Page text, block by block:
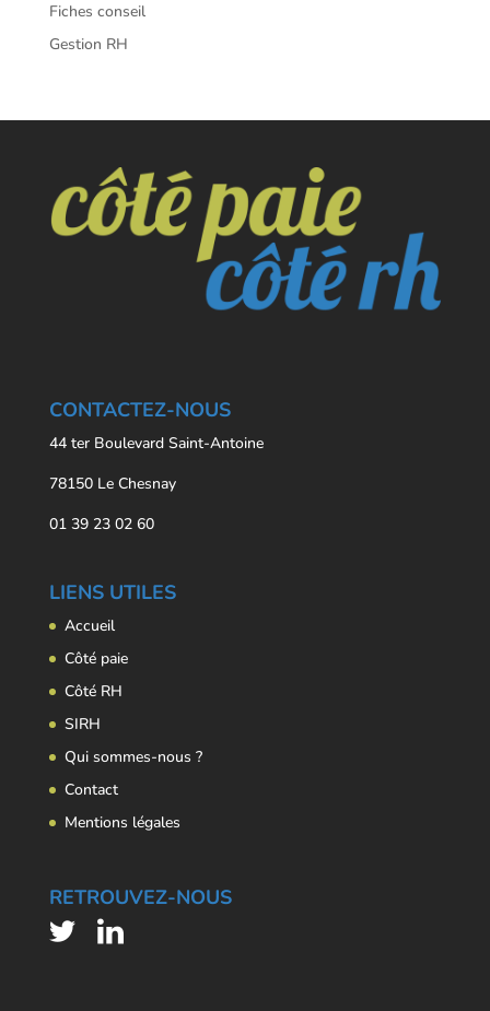
Fiches conseil
Gestion RH
CONTACTEZ-NOUS
44 ter Boulevard Saint-Antoine
78150 Le Chesnay
01 39 23 02 60
LIENS UTILES
Accueil
Côté paie
Côté RH
SIRH
Qui sommes-nous ?
Contact
Mentions légales
RETROUVEZ-NOUS